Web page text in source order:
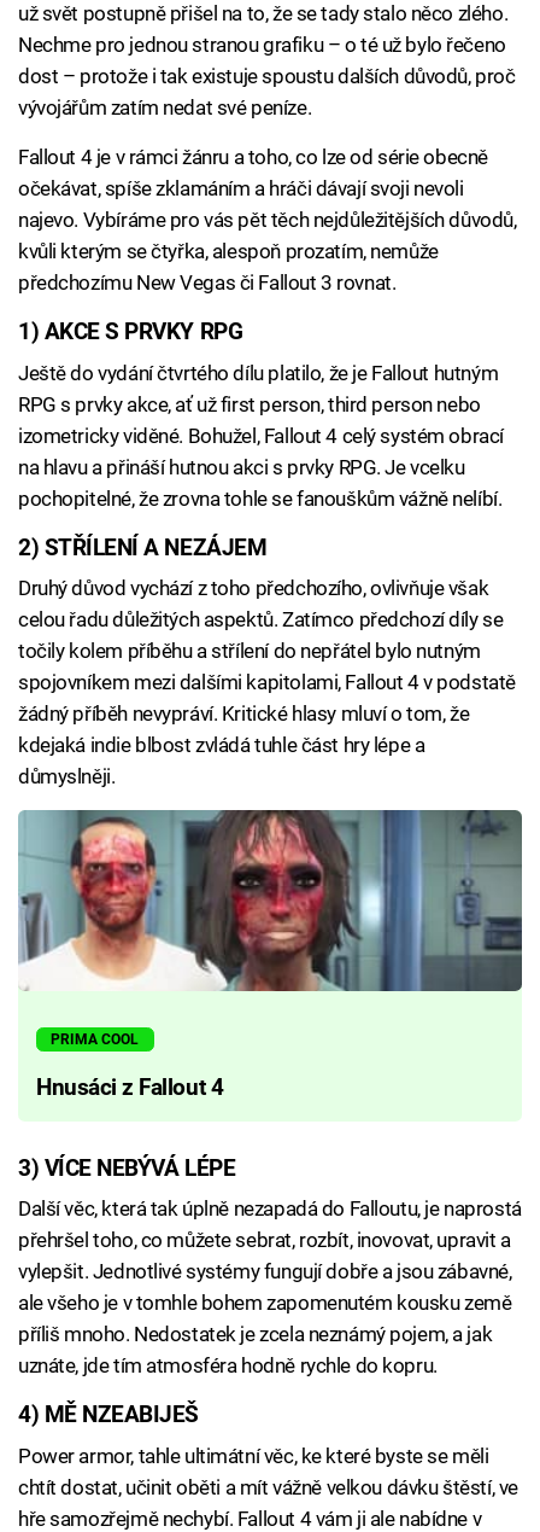
už svět postupně přišel na to, že se tady stalo něco zlého.
Nechme pro jednou stranou grafiku – o té už bylo řečeno
dost – protože i tak existuje spoustu dalších důvodů, proč
vývojářům zatím nedat své peníze.
Fallout 4 je v rámci žánru a toho, co lze od série obecně
očekávat, spíše zklamáním a hráči dávají svoji nevoli
najevo. Vybíráme pro vás pět těch nejdůležitějších důvodů,
kvůli kterým se čtyřka, alespoň prozatím, nemůže
předchozímu New Vegas či Fallout 3 rovnat.
1) AKCE S PRVKY RPG
Ještě do vydání čtvrtého dílu platilo, že je Fallout hutným
RPG s prvky akce, ať už first person, third person nebo
izometricky viděné. Bohužel, Fallout 4 celý systém obrací
na hlavu a přináší hutnou akci s prvky RPG. Je vcelku
pochopitelné, že zrovna tohle se fanouškům vážně nelíbí.
2) STŘÍLENÍ A NEZÁJEM
Druhý důvod vychází z toho předchozího, ovlivňuje však
celou řadu důležitých aspektů. Zatímco předchozí díly se
točily kolem příběhu a střílení do nepřátel bylo nutným
spojovníkem mezi dalšími kapitolami, Fallout 4 v podstatě
žádný příběh nevypráví. Kritické hlasy mluví o tom, že
kdejaká indie blbost zvládá tuhle část hry lépe a
důmyslněji.
PRIMA COOL
Hnusáci z Fallout 4
3) VÍCE NEBÝVÁ LÉPE
Další věc, která tak úplně nezapadá do Falloutu, je naprostá
přehršel toho, co můžete sebrat, rozbít, inovovat, upravit a
vylepšit. Jednotlivé systémy fungují dobře a jsou zábavné,
ale všeho je v tomhle bohem zapomenutém kousku země
příliš mnoho. Nedostatek je zcela neznámý pojem, a jak
uznáte, jde tím atmosféra hodně rychle do kopru.
4) MĚ NZEABIJEŠ
Power armor, tahle ultimátní věc, ke které byste se měli
chtít dostat, učinit oběti a mít vážně velkou dávku štěstí, ve
hře samozřejmě nechybí. Fallout 4 vám ji ale nabídne v